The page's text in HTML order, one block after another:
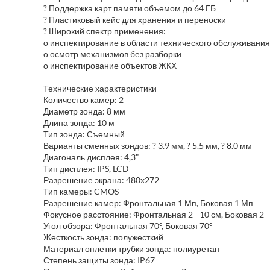
? Поддержка карт памяти объемом до 64 ГБ
? Пластиковый кейс для хранения и переноски
? Широкий спектр применения:
o инспектирование в области технического
o осмотр механизмов без разборки
o инспектирование объектов ЖКХ
Технические характеристики
Количество камер: 2
Диаметр зонда: 8 мм
Длина зонда: 10 м
Тип зонда: Съемный
Варианты сменных зондов: ? 3.9 мм, ? 5.5 мм, ? 8.0 мм
Диагональ дисплея: 4,3"
Тип дисплея: IPS, LCD
Разрешение экрана: 480x272
Тип камеры: CMOS
Разрешение камер: Фронтальная 1 Мп, Боковая 1 Мп
Фокусное расстояние: Фронтальная 2 - 10 см, Боковая 2
Угол обзора: Фронтальная 70°, Боковая 70°
Жесткость зонда: полужесткий
Материал оплетки трубки зонда: полиуретан
Степень защиты зонда: IP67